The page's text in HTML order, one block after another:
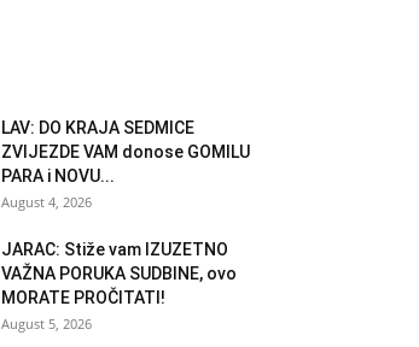
LAV: DO KRAJA SEDMICE
ZVIJEZDE VAM donose GOMILU
PARA i NOVU...
August 4, 2026
JARAC: Stiže vam IZUZETNO
VAŽNA PORUKA SUDBINE, ovo
MORATE PROČITATI!
August 5, 2026